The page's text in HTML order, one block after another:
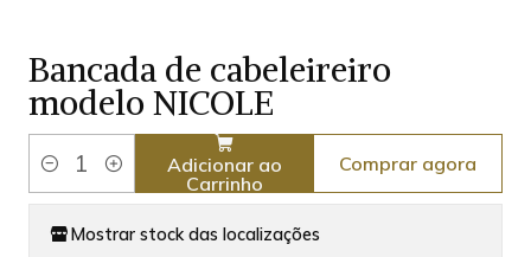
Bancada de cabeleireiro
modelo NICOLE
Quantidade
Adicionar ao
Carrinho
Comprar agora
Mostrar stock das localizações